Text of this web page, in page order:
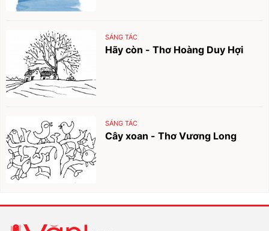
SÁNG TÁC
Hãy còn - Thơ Hoàng Duy Hợi
SÁNG TÁC
Cây xoan - Thơ Vương Long